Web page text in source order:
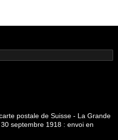
postale de Suisse - La Grande
30 septembre 1918 : envoi en